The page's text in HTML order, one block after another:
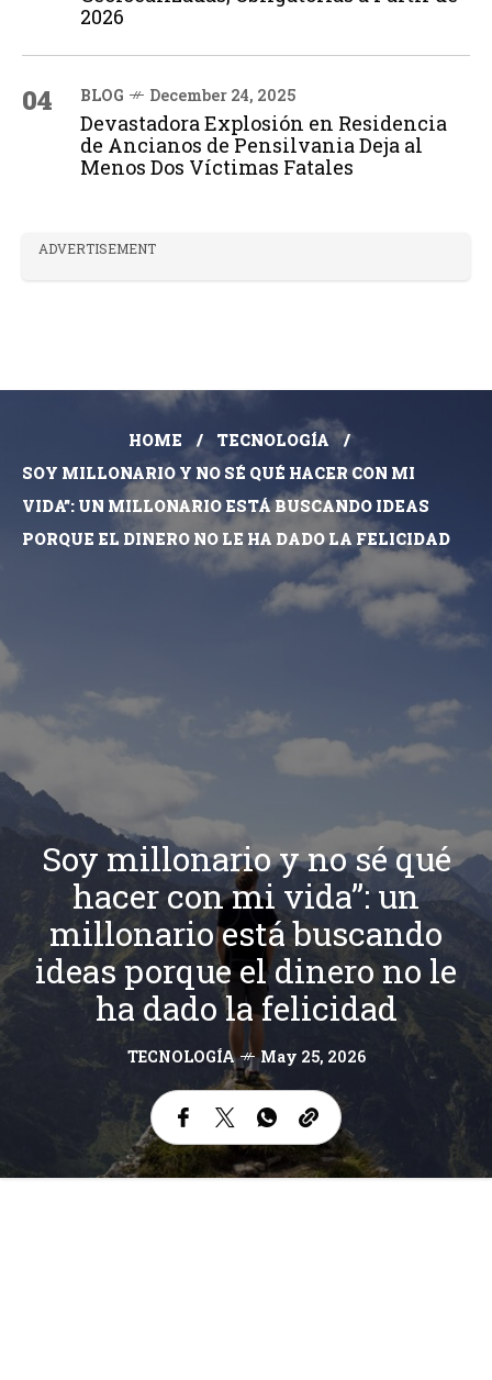
2026
04 BLOG December 24, 2025
Devastadora Explosión en Residencia
de Ancianos de Pensilvania Deja al
Menos Dos Víctimas Fatales
ADVERTISEMENT
HOME
TECNOLOGÍA
SOY MILLONARIO Y NO SÉ QUÉ HACER CON MI
VIDA”: UN MILLONARIO ESTÁ BUSCANDO IDEAS
PORQUE EL DINERO NO LE HA DADO LA FELICIDAD
Soy millonario y no sé qué
hacer con mi vida”: un
millonario está buscando
ideas porque el dinero no le
ha dado la felicidad
TECNOLOGÍA May 25, 2026